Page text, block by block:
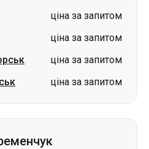
ціна за запитом
ціна за запитом
ціна за запитом
ціна за запитом